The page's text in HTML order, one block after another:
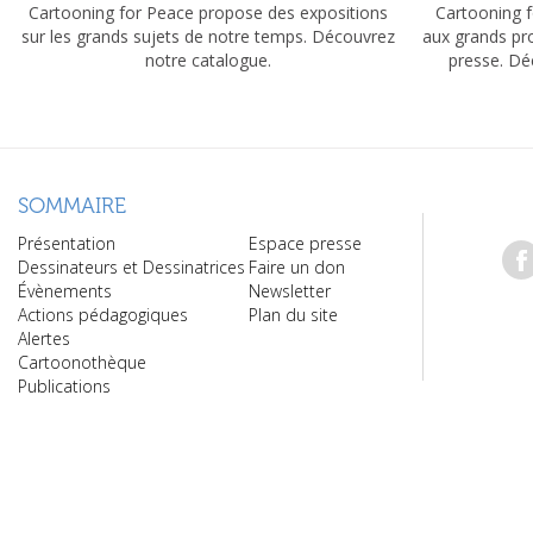
Cartooning for Peace propose des expositions
sur les grands sujets de notre temps. Découvrez
notre catalogue.
Cartooning
aux grands
presse.
SOMMAIRE
Présentation
Dessinateurs et Dessinatrices
Évènements
Actions pédagogiques
Alertes
Cartoonothèque
Publications
Espace presse
Faire un don
Newsletter
Plan du site